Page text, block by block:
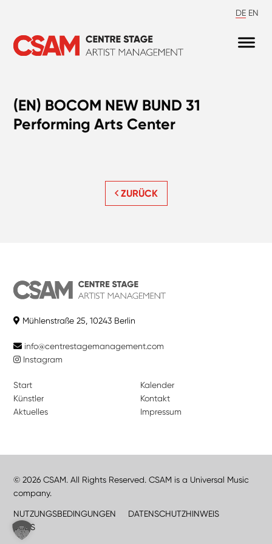
DE EN
(EN) BOCOM NEW BUND 31
Performing Arts Center
ZURÜCK
Mühlenstraße 25, 10243 Berlin
info@centrestagemanagement.com
Instagram
Start
Künstler
Aktuelles
Kalender
Kontakt
Impressum
© 2026 CSAM. All Rights Reserved. CSAM is a Universal Music
company.
NUTZUNGSBEDINGUNGEN
DATENSCHUTZHINWEIS
JOBS